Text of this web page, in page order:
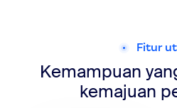
Fitur
Kemampuan
kemajuan